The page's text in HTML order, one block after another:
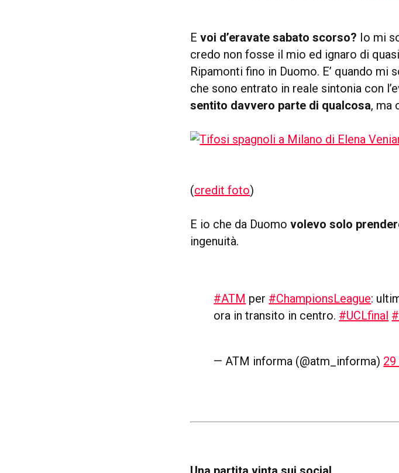
Evoi d’eravate sabato scorso? Io mi
credo non fosse il mio ed ignaro di
Ripamonti fino in Duomo. E’ quando mi
che sono entrato in reale sintonia con
sentito davvero parte di qualcosa, ma
(credit foto)
E io che da Duomovolevo solo
ingenuità.
#ATM per #ChampionsLeague:
ora in transito in centro. #UCLfinal
— ATM informa (@atm_informa)